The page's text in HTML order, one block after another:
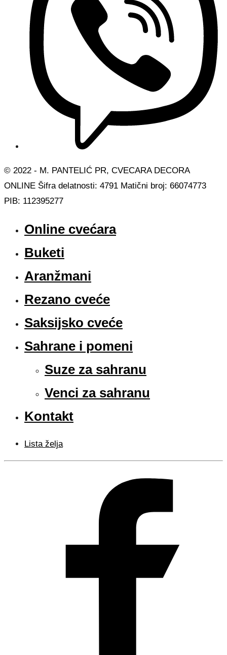
© 2022 - M. PANTELIĆ PR, CVECARA DECORA
ONLINE Šifra delatnosti: 4791 Matični broj: 66074773
PIB: 112395277
Online cvećara
Buketi
Aranžmani
Rezano cveće
Saksijsko cveće
Sahrane i pomeni
Suze za sahranu
Venci za sahranu
Kontakt
Lista želja